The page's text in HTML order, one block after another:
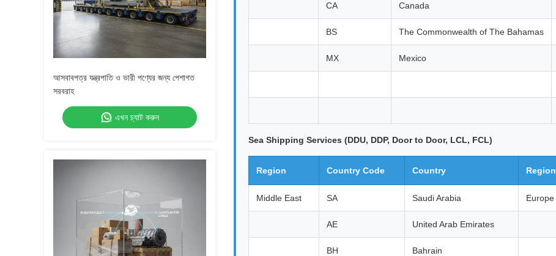
আসবাবপত্র যন্ত্রপাতি ও ভারী পণ্যের জন্য পেশাগত
সরবরাহ
এখন চ্যাট করুন
CA Canada
BS The Commonwealth of The Bahamas
MX Mexico
Sea Shipping Services (DDU, DDP, Door to Door, LCL, FCL)
Region Country Code Country Region
Middle East SA Saudi Arabia Europe
AE United Arab Emirates
BH Bahrain